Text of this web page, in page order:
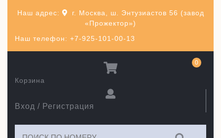
Наш телефон: +7-925-101-00-13
Наш адрес:
г. Москва, ш. Энтузиастов 56 (завод
«Прожектор»)
Вход / Регистрация
Корзина
0